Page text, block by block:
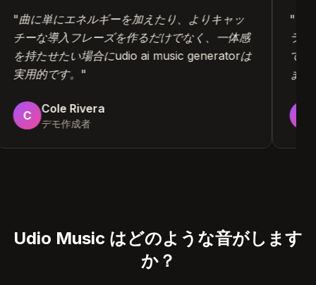
"曲に単にエネルギーを加えたり、よりキャッ
チーな導入フレーズを作るだけでなく、一体感
を持たせたい場合にudio ai music generatorは
実用的です。
C Cole Rivera
デモ作成者
Udio Music はどのような音がします
か？